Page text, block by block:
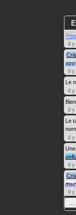
Il
Il
Le
Il
Il
Le
Il
Il
Il